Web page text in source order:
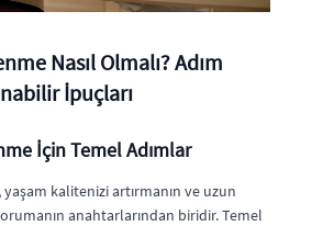
Nasıl Olmalı? Adım
İpuçları
İçin Temel Adımlar
yaşam kalitenizi artırmanın ve uzun
anahtarlarından biridir. Temel